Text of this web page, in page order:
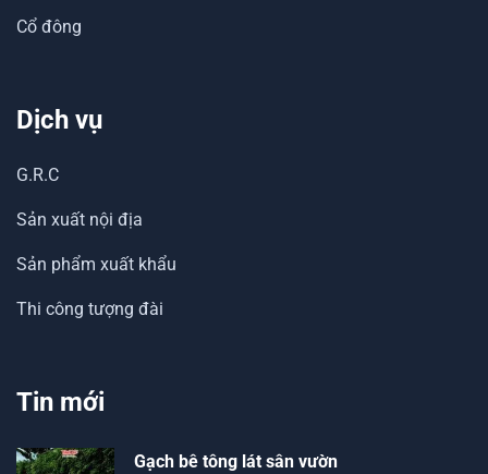
Cổ đông
Dịch vụ
G.R.C
Sản xuất nội địa
Sản phẩm xuất khẩu
Thi công tượng đài
Tin mới
Gạch bê tông lát sân vườn